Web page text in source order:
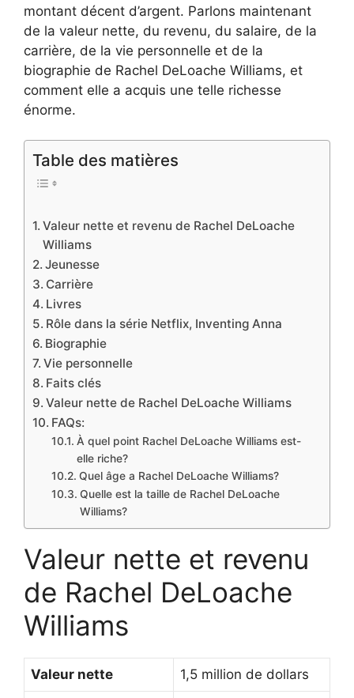
montant décent d’argent. Parlons maintenant
de la valeur nette, du revenu, du salaire, de la
carrière, de la vie personnelle et de la
biographie de Rachel DeLoache Williams, et
comment elle a acquis une telle richesse
énorme.
Table des matières
Valeur nette et revenu de Rachel DeLoache
Williams
Jeunesse
Carrière
Livres
Rôle dans la série Netflix, Inventing Anna
Biographie
Vie personnelle
Faits clés
Valeur nette de Rachel DeLoache Williams
FAQs:
À quel point Rachel DeLoache Williams est-
elle riche?
Quel âge a Rachel DeLoache Williams?
Quelle est la taille de Rachel DeLoache
Williams?
Valeur nette et revenu
de Rachel DeLoache
Williams
Valeur nette 1,5 million de dollars